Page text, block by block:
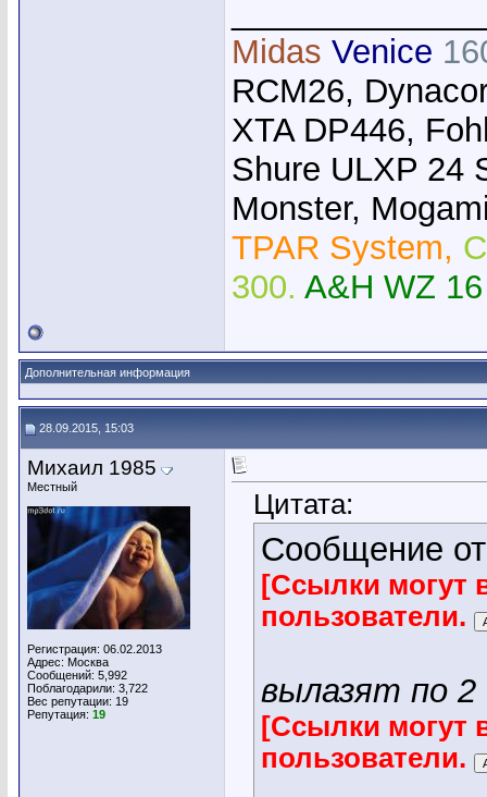
Midas Venice
RCM26,
XTA DP446,
Shure ULXP 24
Monster,
TPAR System,
300. A&H WZ
Дополнительная информация
28.09.2015, 15:03
Михаил 1985
Местный
Регистрация: 06.02.2013
Адрес: Москва
Сообщений: 5,992
Поблагодарили: 3,722
Вес репутации: 19
Репутация: 19
Цитата:
Сообщение
[Ссылки могут
пользователи.
вылазят по 2
[Ссылки могут
пользователи.